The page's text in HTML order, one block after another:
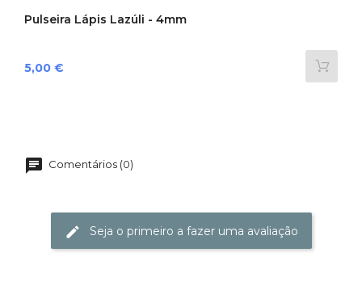
Pulseira Lápis Lazúli - 4mm
Preço
5,00 €
Comentários (0)
Seja o primeiro a fazer uma avaliação